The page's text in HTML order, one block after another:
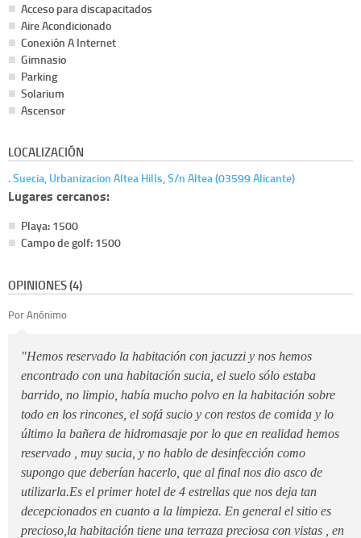
Acceso para discapacitados
Aire Acondicionado
Conexión A Internet
Gimnasio
Parking
Solarium
Ascensor
LOCALIZACIÓN
. Suecia, Urbanizacion Altea Hills, S/n Altea (03599 Alicante)
Lugares cercanos:
Playa: 1500
Campo de golf: 1500
OPINIONES (4)
Por Anónimo
"Hemos reservado la habitación con jacuzzi y nos hemos
encontrado con una habitación sucia, el suelo sólo estaba
barrido, no limpio, había mucho polvo en la habitación sobre
todo en los rincones, el sofá sucio y con restos de comida y lo
último la bañera de hidromasaje por lo que en realidad hemos
reservado , muy sucia, y no hablo de desinfección como
supongo que deberían hacerlo, que al final nos dio asco de
utilizarla.Es el primer hotel de 4 estrellas que nos deja tan
decepcionados en cuanto a la limpieza. En general el sitio es
precioso,la habitación tiene una terraza preciosa con vistas , en